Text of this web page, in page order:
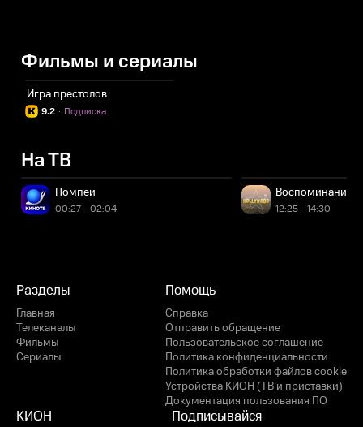
Фильмы и сериалы
Игра престолов
9.2 Подписка
·
На ТВ
Помпеи
00:27 - 02:04
Воспоминания
12:25 - 14:30
Разделы
Главная
Телеканалы
Фильмы
Сериалы
Помощь
Справка
Отправить обращение
Пользовательское соглашение
Политика конфиденциальности
Политика обработки файлов cookie
Устройства КИОН (ТВ и приставки)
Документация пользования ПО
КИОН Подписывайся